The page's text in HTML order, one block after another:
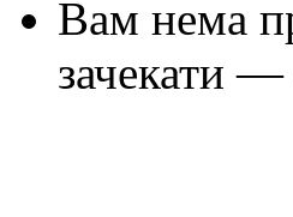
Вам нема
зачекати —